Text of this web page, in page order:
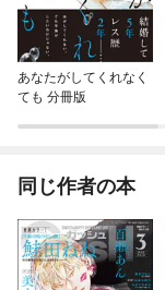
あなたがしてくれなく
ても 分冊版
同じ作者の本